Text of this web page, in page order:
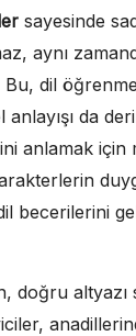
sayesinde
aynı
Bu, dil
da
anlamak için
becerilerini
doğru altyazı